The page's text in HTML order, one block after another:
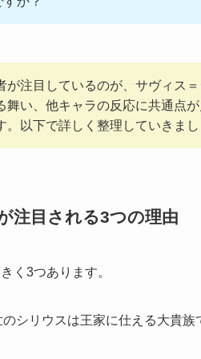
が注目しているのが、サヴィス
舞い、他キャラの反応に共通点
。以下で詳しく整理していきまし
注目される3つの理由
く3つあります。
のシリウスは王家に仕える大貴